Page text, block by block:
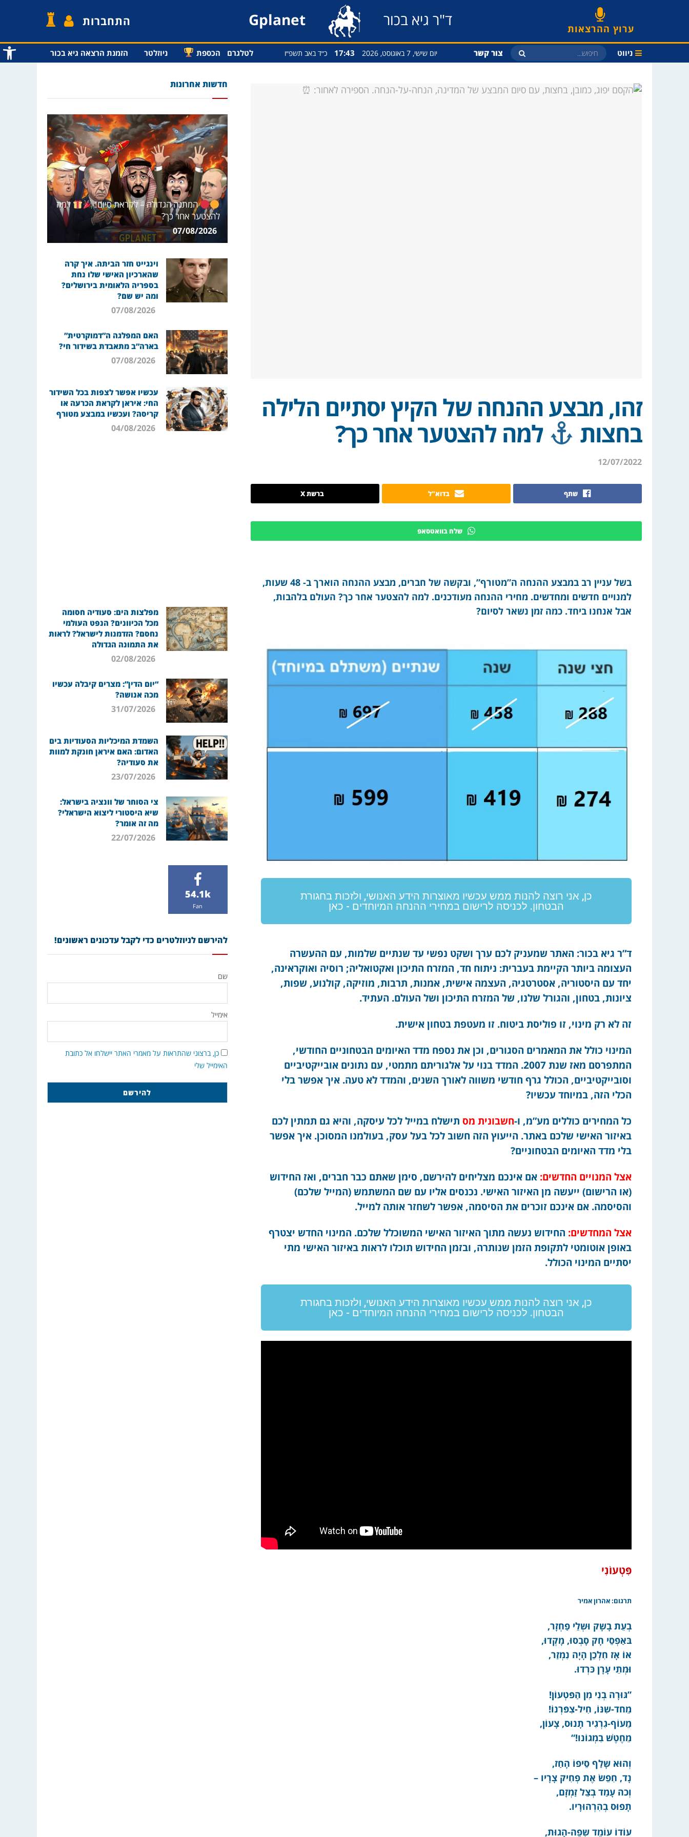
פתח
ערוץ ההרצאות ד"ר גיא בכור Gplanet התחברות
ניווט צור קשר יום שישי, 7 באוגוסט, 2026 17:43 כ״ד באב תשפ״ו לטלגרם הכספת ניוזלטר הזמנת הרצאה גיא בכור
זהו, מבצע ההנחה של הקיץ יסתיים הלילה
בחצות
למה להצטער אחר כך?
12/07/2022
שתף בדוא"ל ברשת X
שלח בוואטסאפ
בשל עניין רב במבצע ההנחה ה”מטורף”, ובקשה של חברים, מבצע ההנחה הוארך ב- 48 שעות,
למנויים חדשים ומחדשים. מחירי ההנחה מעודכנים. למה להצטער אחר כך? העולם בלהבות,
אבל אנחנו ביחד. כמה זמן נשאר לסיום?
כן, אני רוצה להנות ממש עכשיו מאוצרות הידע האנושי, ולזכות בחגורת
הבטחון. לכניסה לרישום במחירי ההנחה המיוחדים - כאן
ד”ר גיא בכור: האתר שמעניק לכם ערך ושקט נפשי עד שנתיים שלמות, עם ההעשרה
העצומה ביותר הקיימת בעברית: ניתוח חד, המזרח התיכון ואקטואליה; רוסיה ואוקראינה,
יחד עם היסטוריה, אסטרטגיה, העצמה אישית, אמנות, תרבות, מוזיקה, קולנוע, שפות,
ציונות, בטחון, והגורל שלנו, של המזרח התיכון ושל העולם. העתיד.
זה לא רק מינוי, זו פוליסת ביטוח. זו מעטפת בטחון אישית.
המינוי כולל את המאמרים הסגורים, וכן את נספח מדד האיומים הבטחוניים החודשי,
המתפרסם מאז שנת 2007. המדד בנוי על אלגוריתם מתמטי, עם נתונים אובייקטיביים
וסובייקטיביים, הכולל גרף חודשי משווה לאורך השנים, והמדד לא טעה. איך אפשר בלי
הכלי הזה, במיוחד עכשיו?
כל המחירים כוללים מע”מ, ו-חשבונית מס תישלח במייל לכל עיסקה, והיא גם תמתין לכם
באיזור האישי שלכם באתר. הייעוץ הזה חשוב לכל בעל עסק, בעולמנו המסוכן. איך אפשר
בלי מדד האיומים הבטחוניים?
אצל המנויים החדשים: אם אינכם מצליחים להירשם, סימן שאתם כבר חברים, ואז החידוש
(או הרישום) ייעשה מן האיזור האישי. נכנסים אליו עם שם המשתמש (המייל שלכם)
והסיסמה. אם אינכם זוכרים את הסיסמה, אפשר לשחזר אותה למייל.
אצל המחדשים: החידוש נעשה מתוך האיזור האישי המשוכלל שלכם. המינוי החדש יצטרף
באופן אוטומטי לתקופת הזמן שנותרה, ובזמן החידוש תוכלו לראות באיזור האישי מתי
יסתיים המינוי הכולל.
כן, אני רוצה להנות ממש עכשיו מאוצרות הידע האנושי, ולזכות בחגורת
הבטחון. לכניסה לרישום במחירי ההנחה המיוחדים - כאן
פִּטְעוֹנִי
תרגום: אהרון אמיר
בְעֵת בָשָק וּשְלֵי פַחְזָר,
בּאַפְסֵי חָק סָבְסוּ, מָקְדוּ,
אוֹ אָז חִלְכֵן הָיָה נִמְזַר,
וּמְתֵי עָרָן כּרְדוּ.
”גּוּרָה בְנִי מִן הַפּטְעוֹן!
מֵחד-שִנּוֹ, חִיל-צִפּרְנוֹ!
מֵעוֹף-גִרְגִיר תָנוּס, צָעוֹן,
מֵחֶטֶשׁ בִמְגוֹנו!“
וְהוּא שָלַף סֵיפוֹ הָחַז,
נָד, חִפֵשׂ אֶת פְחִיק צָרָיו –
וְכה עָמַד בְצֵל זַמְזָם,
תָפוּס בְהִרְהוּרָיו.
עוֹדוֹ עוֹמֵד שְפֶה-הָגוּת,
חדשות אחרונות
המתנה הגדולה – לקראת סיום!
למה
להצטער אחר כך?
07/08/2026
וינגייט חזר הביתה. איך קרה
שהארכיון האישי שלו נחת
בספריה הלאומית בירושלים?
ומה יש שם?
07/08/2026
האם המפלגה ה”דמוקרטית”
בארה”ב מתאבדת בשידור חי?
07/08/2026
עכשיו אפשר לצפות בכל השידור
החי: איראן לקראת הכרעה או
קריסה? ועכשיו במבצע מטורף
04/08/2026
מפלצות הים: סעודיה חסומה
מכל הכיוונים? הנפט העולמי
נחסם? הזדמנות לישראל? לראות
את התמונה הגדולה
02/08/2026
“יום הדין”: מצרים קיבלה עכשיו
מכה אנושה?
31/07/2026
השמדת המיכליות הסעודיות בים
האדום: האם איראן חונקת למוות
את סעודיה?
23/07/2026
צי הסוחר של וונציה בישראל:
שיא היסטורי ליצוא הישראלי?
מה זה אומר?
22/07/2026
54.1k
Fan
להירשם לניוזלטרים כדי לקבל עדכונים ראשונים!
שם
אימייל
כן, ברצוני שהתראות על מאמרי האתר יישלחו אל כתובת
האימייל שלי